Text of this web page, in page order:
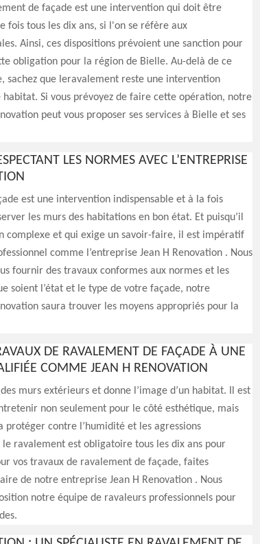
de façade est une intervention qui doit être
fois tous les dix ans, si l'on se réfère aux
Ainsi, ces dispositions prévoient une sanction pour
obligation pour la région de Bielle. Au-delà de ce
sachez que leravalement reste une intervention
habitat. Si vous prévoyez de faire cette opération, notre
peut vous proposer ses services à Bielle et ses
LES NORMES AVEC L’ENTREPRISE
est une intervention indispensable et à la fois
les murs des habitations en bon état. Et puisqu’il
complexe et qui exige un savoir-faire, il est impératif
comme l’entreprise Jean H Renovation . Nous
fournir des travaux conformes aux normes et les
soient l’état et le type de votre façade, notre
saura trouver les moyens appropriés pour la
DE RAVALEMENT DE FAÇADE À UNE
COMME JEAN H RENOVATION
murs extérieurs et donne l’image d’un habitat. Il est
non seulement pour le côté esthétique, mais
protéger contre l’humidité et les agressions
ravalement est obligatoire tous les dix ans pour
vos travaux de ravalement de façade, faites
de notre entreprise Jean H Renovation . Nous
notre équipe de ravaleurs professionnels pour